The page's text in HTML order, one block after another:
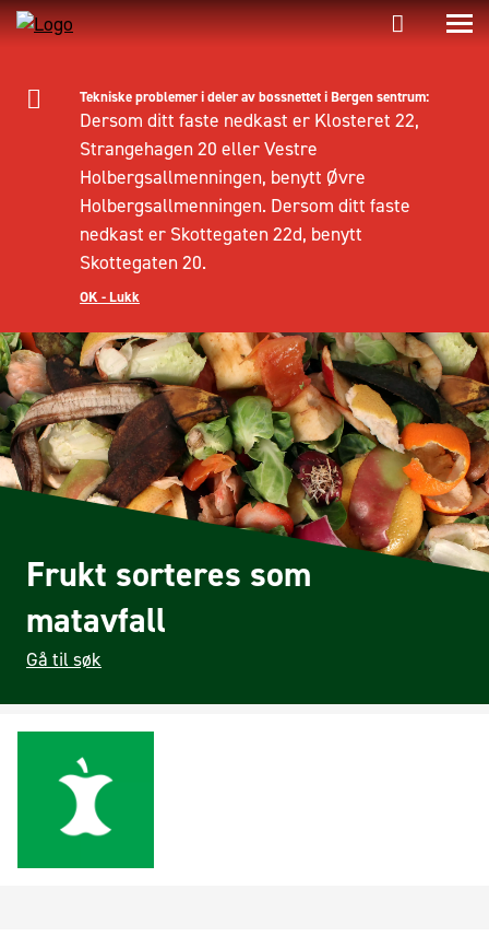
Tekniske problemer i deler av bossnettet i Bergen sentrum:
Dersom ditt faste nedkast er Klosteret 22,
Strangehagen 20 eller Vestre
Holbergsallmenningen, benytt Øvre
Holbergsallmenningen. Dersom ditt faste
nedkast er Skottegaten 22d, benytt
Skottegaten 20.
OK - Lukk
Frukt sorteres som
matavfall
Gå til søk